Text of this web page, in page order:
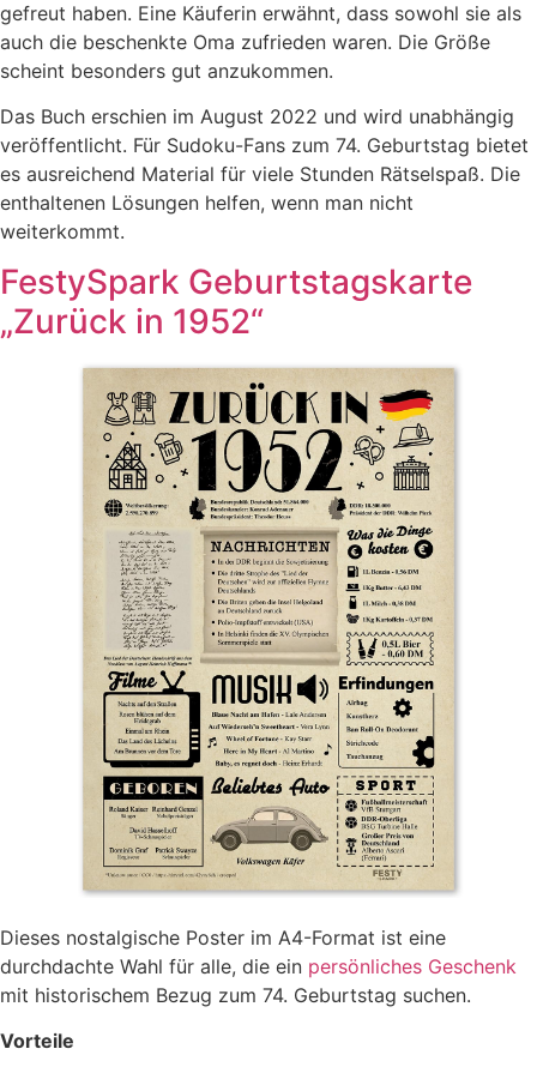
gefreut haben. Eine Käuferin erwähnt, dass sowohl sie als
auch die beschenkte Oma zufrieden waren. Die Größe
scheint besonders gut anzukommen.
Das Buch erschien im August 2022 und wird unabhängig
veröffentlicht. Für Sudoku-Fans zum 74. Geburtstag bietet
es ausreichend Material für viele Stunden Rätselspaß. Die
enthaltenen Lösungen helfen, wenn man nicht
weiterkommt.
FestySpark Geburtstagskarte
„Zurück in 1952“
Dieses nostalgische Poster im A4-Format ist eine
durchdachte Wahl für alle, die ein persönliches Geschenk
mit historischem Bezug zum 74. Geburtstag suchen.
Vorteile